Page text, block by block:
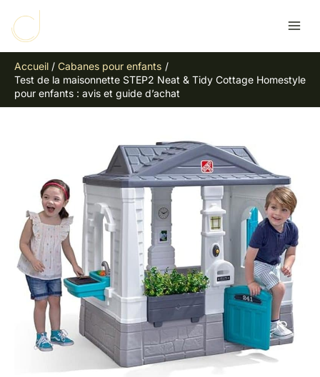
contenu
Accueil
Cabanes pour enfants
Test de la maisonnette STEP2 Neat & Tidy Cottage Homestyle
pour enfants : avis et guide d’achat
e
h
e
r